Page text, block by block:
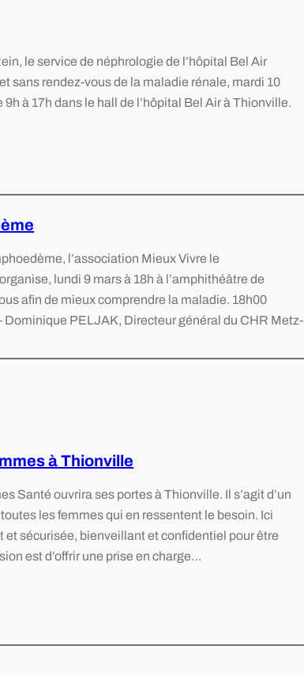
le service de néphrologie de l’hôpital Bel Air
sans rendez-vous de la maladie rénale, mardi 10
à 17h dans le hall de l’hôpital Bel Air à Thionville.
l’association Mieux Vivre le
lundi 9 mars à 18h à l’amphithéâtre de
afin de mieux comprendre la maladie. 18h00
Dominique PELJAK, Directeur général du CHR Metz-
à Thionville
Santé ouvrira ses portes à Thionville. Il s’agit d’un
les femmes qui en ressentent le besoin. Ici
sécurisée, bienveillant et confidentiel pour être
est d’offrir une prise en charge…